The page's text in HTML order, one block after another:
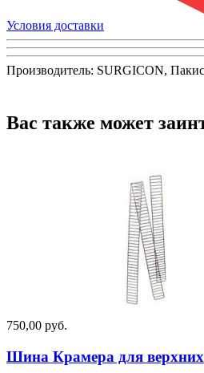
Условия доставки
Производитель: SURGICON,
Вас также может
750,00 руб.
Шина Крамера для верхних